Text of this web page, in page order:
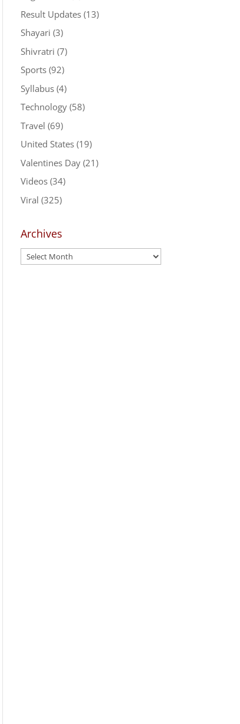
Result Updates(13)
Shayari (3)
Shivratri (7)
Sports(92)
Syllabus(4)
Technology(58)
Travel (69)
United States(19)
Valentines Day(21)
Videos(34)
Viral (325)
Archives
Archives